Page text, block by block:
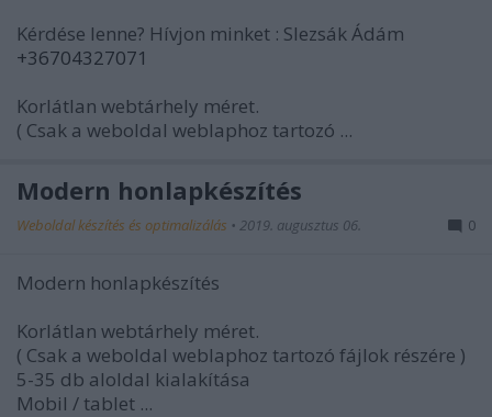
Kérdése lenne? Hívjon minket : Slezsák Ádám
+36704327071
Korlátlan webtárhely méret.
( Csak a weboldal weblaphoz tartozó ...
Modern honlapkészítés
Weboldal készítés és optimalizálás • 2019. augusztus 06. 0
Modern honlapkészítés
Korlátlan webtárhely méret.
( Csak a weboldal weblaphoz tartozó fájlok részére )
5-35 db aloldal kialakítása
Mobil / tablet ...